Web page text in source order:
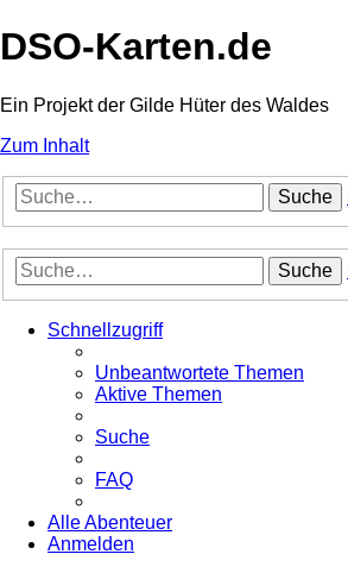
DSO-Karten.de
Ein Projekt der Gilde Hüter des Waldes
Zum Inhalt
Suche
Suche
Schnellzugriff
Unbeantwortete Themen
Aktive Themen
Suche
FAQ
Alle Abenteuer
Anmelden